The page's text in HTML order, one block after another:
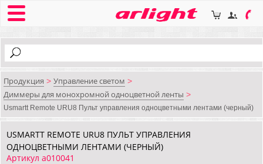
Продукция > Управление светом >
Диммеры для монохромной одноцветной ленты >
Usmartt Remote URU8 Пульт управления одноцветными лентами (черный)
USMARTT REMOTE URU8 ПУЛЬТ УПРАВЛЕНИЯ
ОДНОЦВЕТНЫМИ ЛЕНТАМИ (ЧЕРНЫЙ)
Артикул a010041